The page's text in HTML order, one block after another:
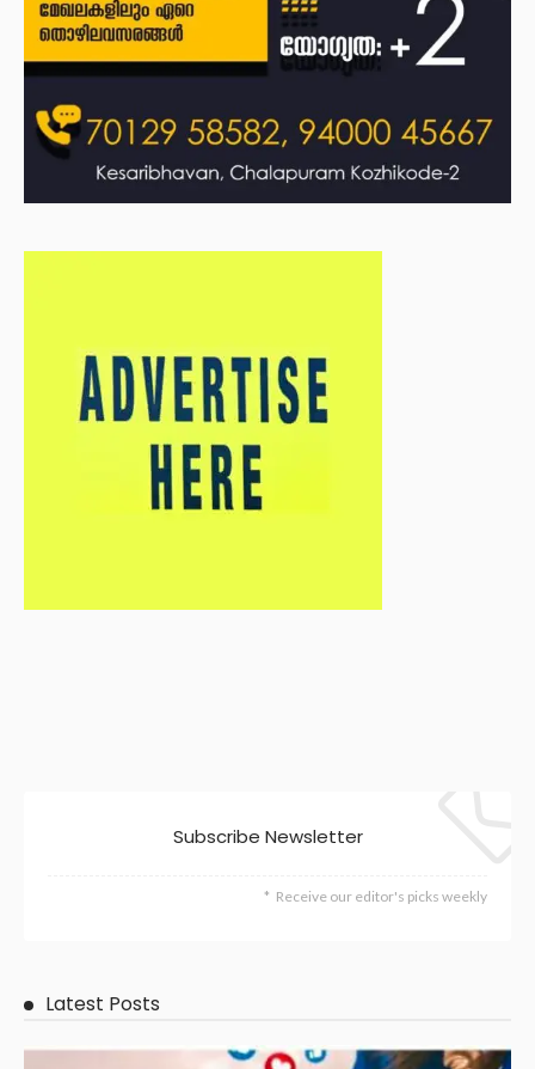
Subscribe Newsletter
Receive our editor's picks weekly
Latest Posts